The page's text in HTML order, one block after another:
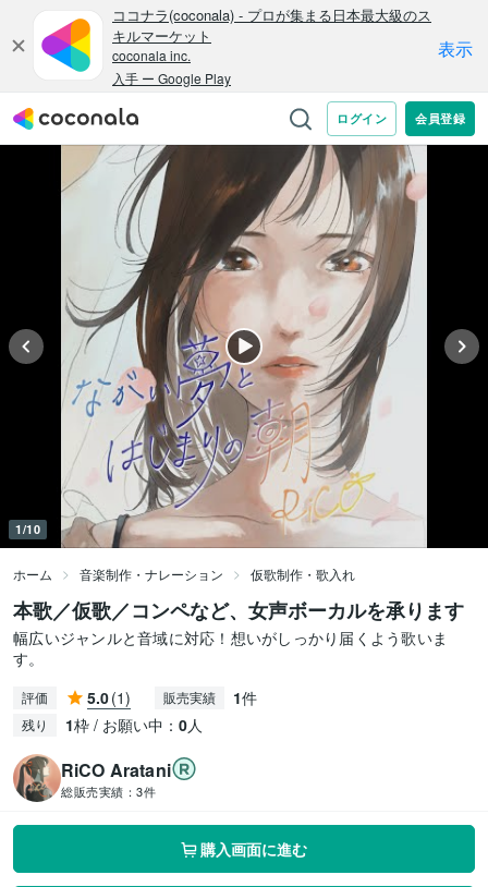
1/10
ホーム 音楽制作・ナレーション 仮歌制作・歌入れ
本歌／仮歌／コンペなど、女声ボーカルを承ります
幅広いジャンルと音域に対応！想いがしっかり届くよう歌いま
す。
評価 5.0(1) 販売実績 1件
残り 1枠 / お願い中： 0人
RiCO Aratani
総販売実績： 3件
購入画面に進む